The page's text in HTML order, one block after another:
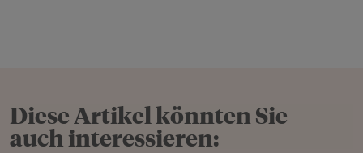
Diese Artikel könnten Sie
auch interessieren: